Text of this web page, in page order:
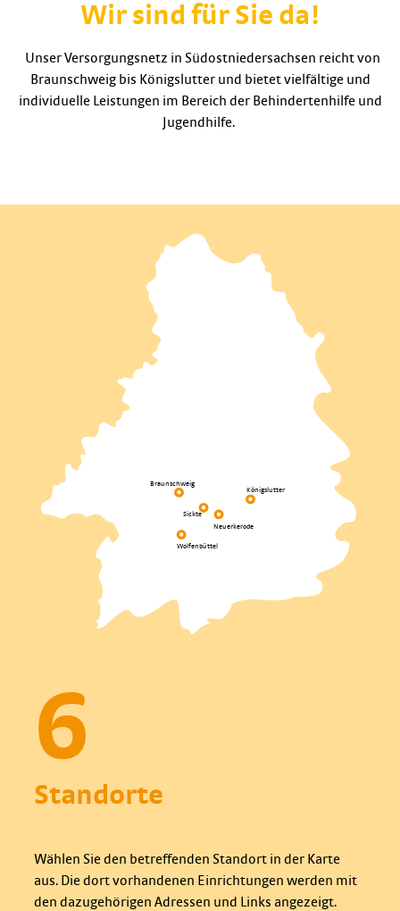
Wir sind für Sie da!
Unser Versorgungsnetz in Südostniedersachsen reicht von
Braunschweig bis Königslutter und bietet vielfältige und
individuelle Leistungen im Bereich der Behindertenhilfe und
Jugendhilfe.
Braunschweig
Königslutter
Neuerkerode
Sickte
Wolfenbüttel
6
Standorte
Wählen Sie den betreffenden Standort in der Karte
aus. Die dort vorhandenen Einrichtungen werden mit
den dazugehörigen Adressen und Links angezeigt.